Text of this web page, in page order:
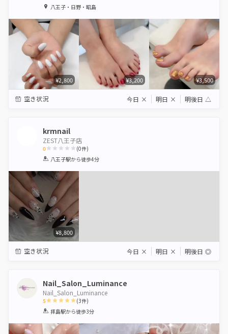
1 2 3 4
5
八王子・日野・昭島
¥2,800 ¥3,200 ¥3,500
空き状況 今日 × 明日 × 明後日 △
krmnail
ZEST八王子店
0
1 2 3 4 5
(0件)
八王子駅から徒歩4分
¥8,800
空き状況 今日 × 明日 × 明後日 ◎
Nail_Salon_Luminance
Nail_Salon_Luminance
5
1 2 3 4 5
(3件)
拝島駅から徒歩3分